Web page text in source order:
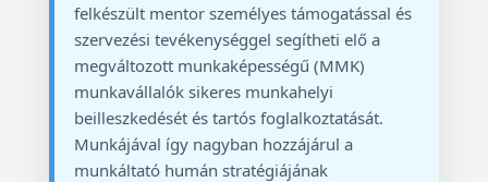
felkészült mentor személyes támogatással és
szervezési tevékenységgel segítheti elő a
megváltozott munkaképességű (MMK)
munkavállalók sikeres munkahelyi
beilleszkedését és tartós foglalkoztatását.
Munkájával így nagyban hozzájárul a
munkáltató humán stratégiájának